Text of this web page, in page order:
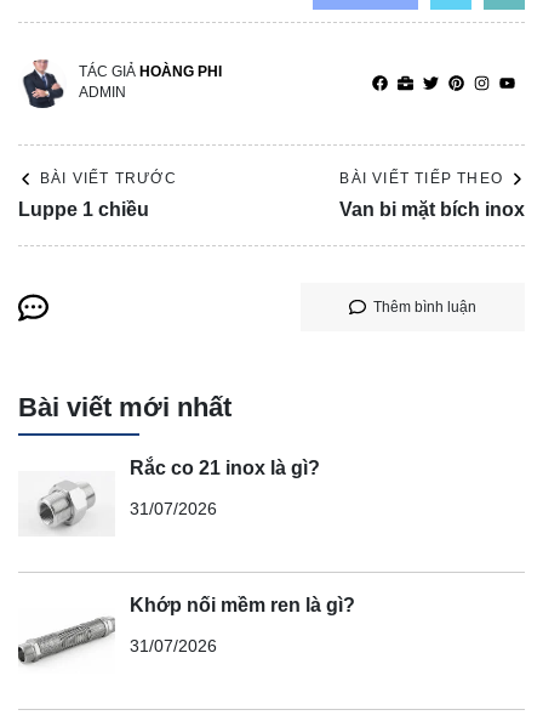
TÁC GIẢ HOÀNG PHI
ADMIN
BÀI VIẾT TRƯỚC
Luppe 1 chiều
BÀI VIẾT TIẾP THEO
Van bi mặt bích inox
Thêm bình luận
Bài viết mới nhất
Rắc co 21 inox là gì?
31/07/2026
Khớp nối mềm ren là gì?
31/07/2026